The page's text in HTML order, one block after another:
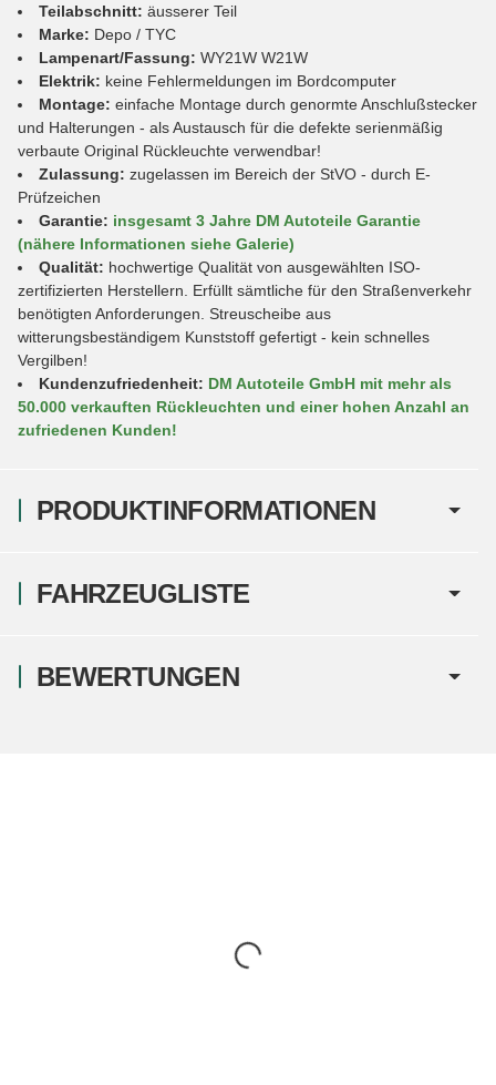
PRODUKTINFORMATIONEN
Teilabschnitt: äusserer Teil
Marke: Depo / TYC
Lampenart/Fassung: WY21W W21W
Elektrik: keine Fehlermeldungen im Bordcomputer
Montage: einfache Montage durch genormte Anschlußstecker
und Halterungen - als Austausch für die defekte serienmäßig
verbaute Original Rückleuchte verwendbar!
Zulassung: zugelassen im Bereich der StVO - durch E-
Prüfzeichen
Garantie: insgesamt 3 Jahre DM Autoteile Garantie
(nähere Informationen siehe Galerie)
Qualität: hochwertige Qualität von ausgewählten ISO-
zertifizierten Herstellern. Erfüllt sämtliche für den Straßenverkehr
benötigten Anforderungen. Streuscheibe aus
witterungsbeständigem Kunststoff gefertigt - kein schnelles
Vergilben!
Kundenzufriedenheit: DM Autoteile GmbH mit mehr als
50.000 verkauften Rückleuchten und einer hohen Anzahl an
zufriedenen Kunden!
FAHRZEUGLISTE
BEWERTUNGEN